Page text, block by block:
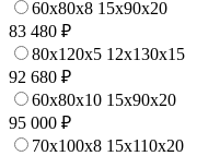
60x80x8 15x90x20
83 480 ₽
80x120x5 12x130x15
92 680 ₽
60x80x10 15x90x20
95 000 ₽
70x100x8 15x110x20